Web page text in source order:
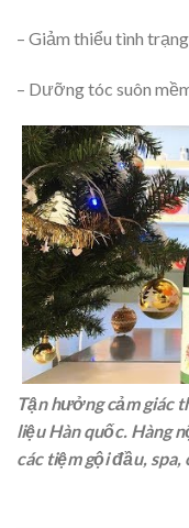
– Giảm thiểu tình
– Dưỡng tóc suôn
Tận hưởng cảm giác
liệu Hàn quốc. Hàng
các tiệm gội đầu, spa,